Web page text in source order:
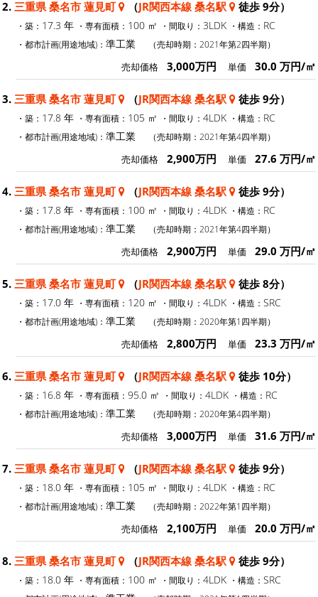
2. 三重県 桑名市 蓮見町 （JR関西本線 桑名駅 徒歩 9分）
・築： 17.3 年 ・専有面積： 100 ㎡ ・間取り： 3LDK ・構造： RC
・都市計画(用途地域)： 準工業 （売却時期：2021年第2四半期）
売却価格 3,000万円 単価 30.0 万円/㎡
3. 三重県 桑名市 蓮見町 （JR関西本線 桑名駅 徒歩 9分）
・築： 17.8 年 ・専有面積： 105 ㎡ ・間取り： 4LDK ・構造： RC
・都市計画(用途地域)： 準工業 （売却時期：2021年第4四半期）
売却価格 2,900万円 単価 27.6 万円/㎡
4. 三重県 桑名市 蓮見町 （JR関西本線 桑名駅 徒歩 9分）
・築： 17.8 年 ・専有面積： 100 ㎡ ・間取り： 4LDK ・構造： RC
・都市計画(用途地域)： 準工業 （売却時期：2021年第4四半期）
売却価格 2,900万円 単価 29.0 万円/㎡
5. 三重県 桑名市 蓮見町 （JR関西本線 桑名駅 徒歩 8分）
・築： 17.0 年 ・専有面積： 120 ㎡ ・間取り： 4LDK ・構造： SRC
・都市計画(用途地域)： 準工業 （売却時期：2020年第1四半期）
売却価格 2,800万円 単価 23.3 万円/㎡
6. 三重県 桑名市 蓮見町 （JR関西本線 桑名駅 徒歩 10分）
・築： 16.8 年 ・専有面積： 95.0 ㎡ ・間取り： 4LDK ・構造： RC
・都市計画(用途地域)： 準工業 （売却時期：2020年第4四半期）
売却価格 3,000万円 単価 31.6 万円/㎡
7. 三重県 桑名市 蓮見町 （JR関西本線 桑名駅 徒歩 9分）
・築： 18.0 年 ・専有面積： 105 ㎡ ・間取り： 4LDK ・構造： RC
・都市計画(用途地域)： 準工業 （売却時期：2022年第1四半期）
売却価格 2,100万円 単価 20.0 万円/㎡
8. 三重県 桑名市 蓮見町 （JR関西本線 桑名駅 徒歩 9分）
・築： 18.0 年 ・専有面積： 100 ㎡ ・間取り： 4LDK ・構造： SRC